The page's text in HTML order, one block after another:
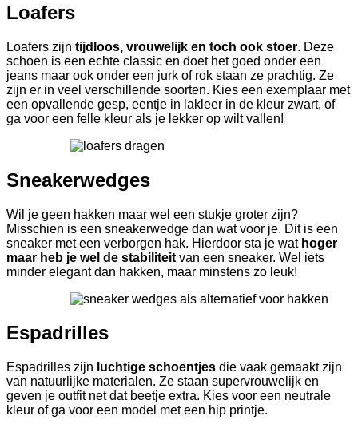
Loafers
Loafers zijn tijdloos, vrouwelijk en toch ook stoer. Deze
schoen is een echte classic en doet het goed onder een
jeans maar ook onder een jurk of rok staan ze prachtig. Ze
zijn er in veel verschillende soorten. Kies een exemplaar met
een opvallende gesp, eentje in lakleer in de kleur zwart, of
ga voor een felle kleur als je lekker op wilt vallen!
Sneakerwedges
Wil je geen hakken maar wel een stukje groter zijn?
Misschien is een sneakerwedge dan wat voor je. Dit is een
sneaker met een verborgen hak. Hierdoor sta je wat hoger
maar heb je wel de stabiliteit van een sneaker. Wel iets
minder elegant dan hakken, maar minstens zo leuk!
Espadrilles
Espadrilles zijn luchtige schoentjes die vaak gemaakt zijn
van natuurlijke materialen. Ze staan supervrouwelijk en
geven je outfit net dat beetje extra. Kies voor een neutrale
kleur of ga voor een model met een hip printje.